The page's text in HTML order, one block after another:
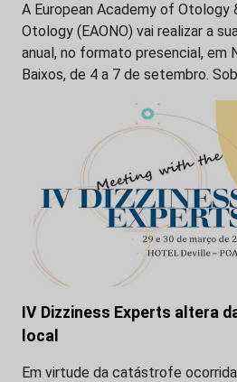
A European Academy of Otology
Otology (EAONO) vai realizar a
anual, no formato presencial, em
Baixos, de 4 a 7 de setembro.
IV Dizziness Experts altera
local
Em virtude da catástrofe ocorrida